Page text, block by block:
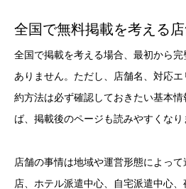
全国で無料掲載を考える
全国で掲載を考える場合、最初から
ありません。ただし、店舗名、対応
約方法は必ず確認しておきたい基本
ば、掲載後のページも読みやすくなり
店舗の事情は地域や運営形態によっ
店、ホテル派遣中心、自宅派遣中心